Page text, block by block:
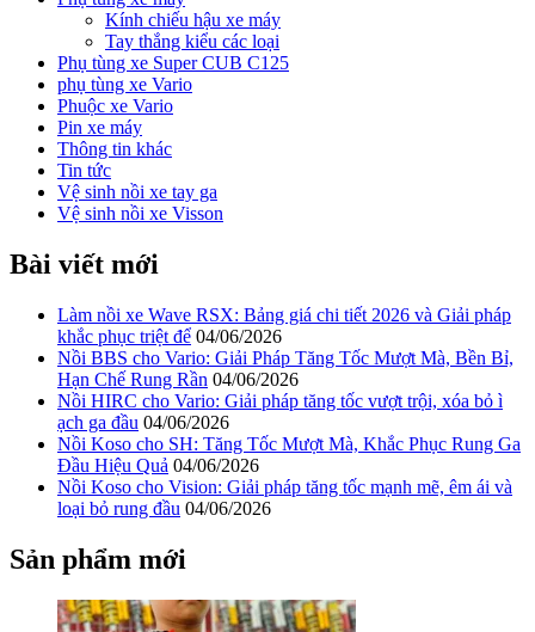
Kính chiếu hậu xe máy
Tay thắng kiểu các loại
Phụ tùng xe Super CUB C125
phụ tùng xe Vario
Phuộc xe Vario
Pin xe máy
Thông tin khác
Tin tức
Vệ sinh nồi xe tay ga
Vệ sinh nồi xe Visson
Bài viết mới
Làm nồi xe Wave RSX: Bảng giá chi tiết 2026 và Giải pháp
khắc phục triệt để 04/06/2026
Nồi BBS cho Vario: Giải Pháp Tăng Tốc Mượt Mà, Bền Bỉ,
Hạn Chế Rung Rần 04/06/2026
Nồi HIRC cho Vario: Giải pháp tăng tốc vượt trội, xóa bỏ ì
ạch ga đầu 04/06/2026
Nồi Koso cho SH: Tăng Tốc Mượt Mà, Khắc Phục Rung Ga
Đầu Hiệu Quả 04/06/2026
Nồi Koso cho Vision: Giải pháp tăng tốc mạnh mẽ, êm ái và
loại bỏ rung đầu 04/06/2026
Sản phẩm mới